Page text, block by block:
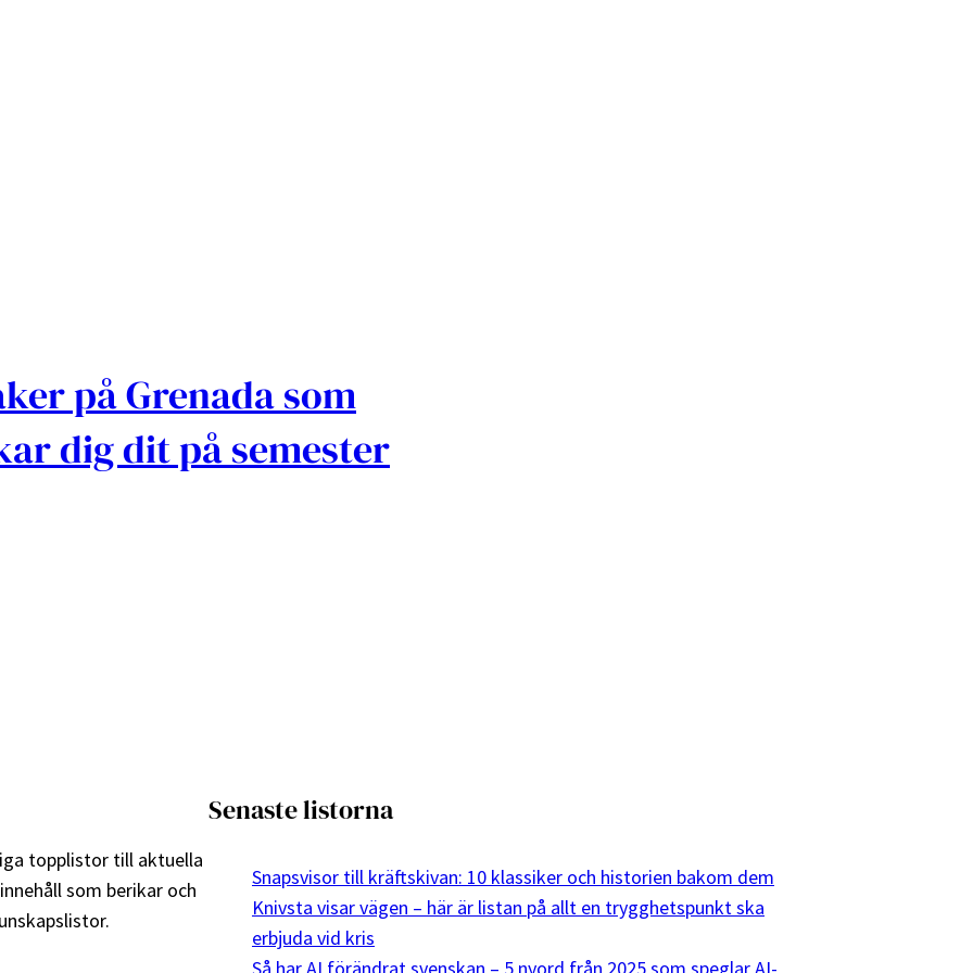
på Grenada som
dig dit på semester
topplistor till aktuella
som berikar och
Senaste listorna
Snapsvisor till kräftskivan: 10 klassiker och historien bakom dem
Knivsta visar vägen – här är listan på allt en trygghetspunkt ska
erbjuda vid kris